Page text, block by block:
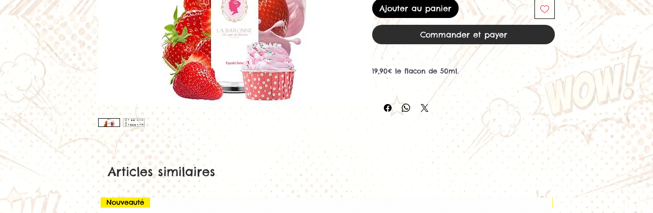
Ajouter au panier
Commander et payer
19,90€ le flacon de 50ml.
E liquide La Baronne 50 ml - 0 mg de Bordo2.
Cupcake la fraise, vous ne serrez jamais deçu de
Made in Bordeaux
Articles similaires
Nouveauté Nouveauté